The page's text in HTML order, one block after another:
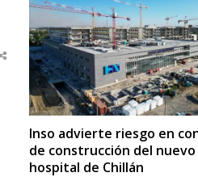
Share
Inso advierte riesgo en
de construcción del nuevo
hospital de Chillán